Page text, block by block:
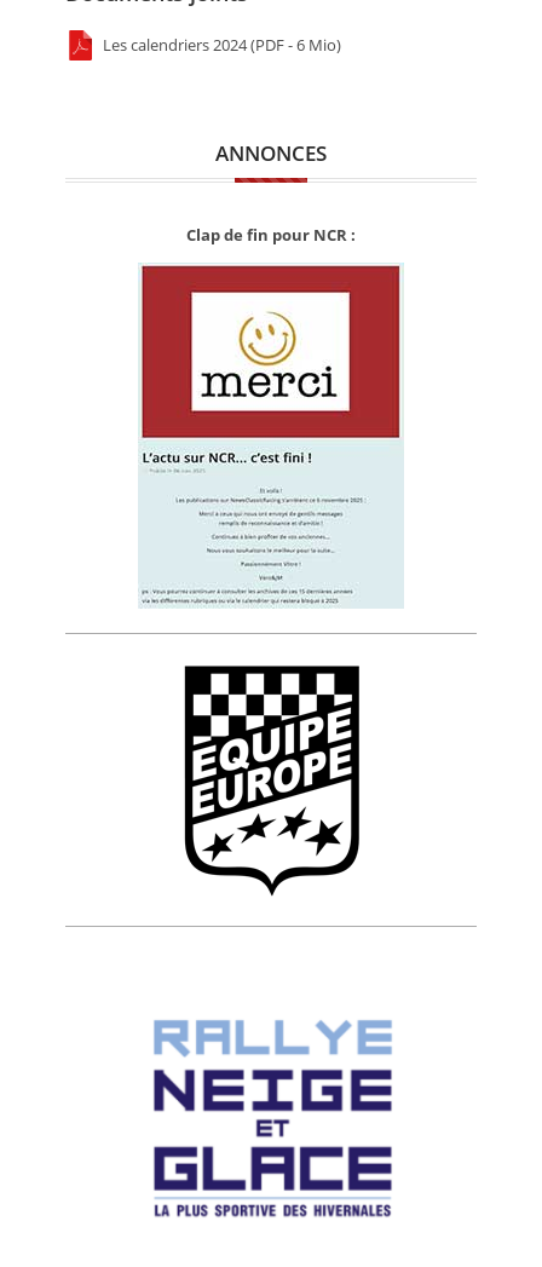
Les calendriers 2024 (PDF - 6 Mio)
ANNONCES
Clap de fin pour NCR :